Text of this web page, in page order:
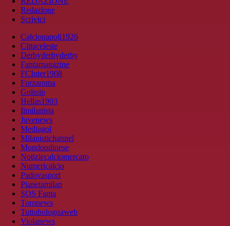
Redazione
Scrivici
Calcionapoli1926
Cittaceleste
Derbyderbyderby
Fantamagazine
FCInter1908
Forzaroma
Golssip
Hellas1903
Ilmilanista
Juvenews
Mediagol
Milanistichannel
Mondoudinese
Notiziecalciomercato
Numericalcio
Padovasport
Pianetamilan
SOS Fanta
Toronews
Tuttobolognaweb
Violanews